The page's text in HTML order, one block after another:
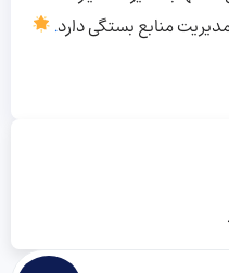
منابع بستگی دارد.
.